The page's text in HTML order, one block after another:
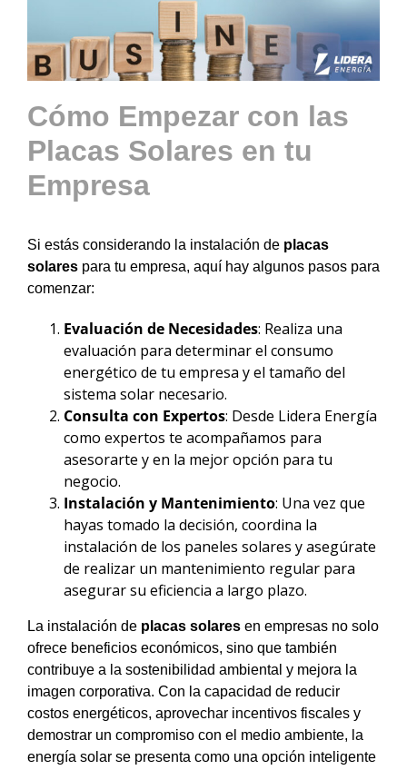
Cómo Empezar con las
Placas Solares en tu
Empresa
Si estás considerando la instalación de placas
solares para tu empresa, aquí hay algunos pasos para
comenzar:
Evaluación de Necesidades: Realiza una
evaluación para determinar el consumo
energético de tu empresa y el tamaño del
sistema solar necesario.
Consulta con Expertos: Desde Lidera Energía
como expertos te acompañamos para
asesorarte y en la mejor opción para tu
negocio.
Instalación y Mantenimiento: Una vez que
hayas tomado la decisión, coordina la
instalación de los paneles solares y asegúrate
de realizar un mantenimiento regular para
asegurar su eficiencia a largo plazo.
La instalación de placas solares en empresas no solo
ofrece beneficios económicos, sino que también
contribuye a la sostenibilidad ambiental y mejora la
imagen corporativa. Con la capacidad de reducir
costos energéticos, aprovechar incentivos fiscales y
demostrar un compromiso con el medio ambiente, la
energía solar se presenta como una opción inteligente